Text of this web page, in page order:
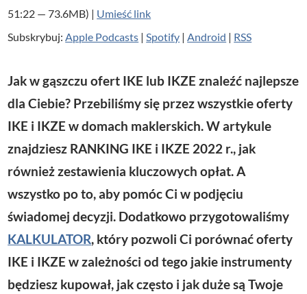
t
w
r
z
a
c
z
p
l
i
k
ó
51:22 — 73.6MB) | Umieść link
Subskrybuj:Apple Podcasts |Spotify |Android | RSS
Jak w gąszczu ofert IKE lub IKZE znaleźć najlepsze
dla Ciebie? Przebiliśmy się przez wszystkie oferty
IKE i IKZE w domach maklerskich. W artykule
znajdziesz RANKING IKE i IKZE 2022 r., jak
również zestawienia kluczowych opłat. A
wszystko po to, aby pomóc Ci w podjęciu
świadomej decyzji. Dodatkowo przygotowaliśmy
KALKULATOR, który pozwoli Ci porównać oferty
IKE i IKZE w zależności od tego jakie instrumenty
będziesz kupował, jak często i jak duże są Twoje